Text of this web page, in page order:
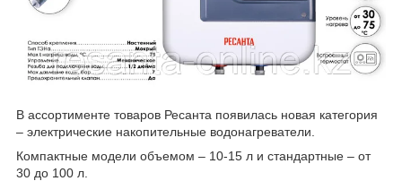
В ассортименте товаров Ресанта появилась новая категория
– электрические накопительные водонагреватели.
Компактные модели объемом – 10-15 л и стандартные – от
30 до 100 л.